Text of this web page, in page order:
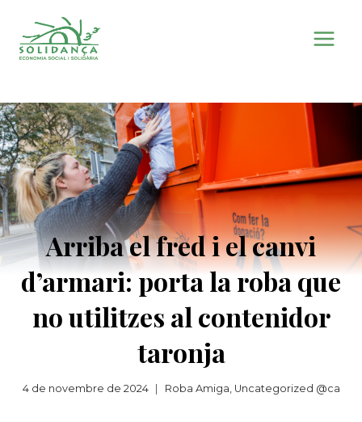
contingut
Arriba el fred i el canvi
d’armari: porta la roba que
no utilitzes al contenidor
taronja
4 de novembre de 2024 Roba Amiga, Uncategorized @ca